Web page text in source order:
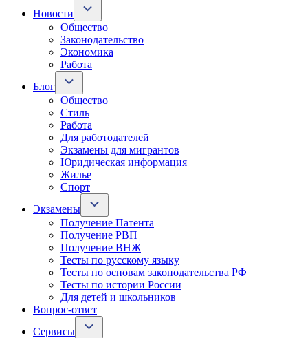
Новости
Общество
Законодательство
Экономика
Работа
Блог
Общество
Стиль
Работа
Для работодателей
Экзамены для мигрантов
Юридическая информация
Жилье
Спорт
Экзамены
Получение Патента
Получение РВП
Получение ВНЖ
Тесты по русскому языку
Тесты по основам законодательства РФ
Тесты по истории России
Для детей и школьников
Вопрос-ответ
Сервисы